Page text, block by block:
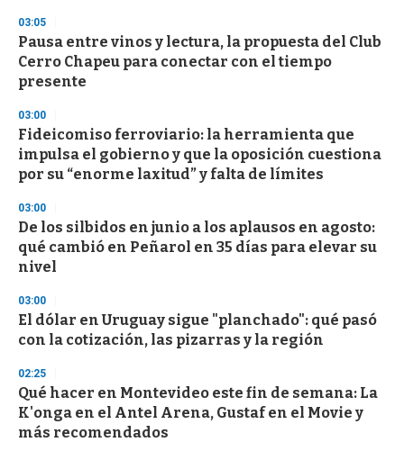
d
s
03:05
Pausa entre vinos y lectura, la propuesta del Club
Cerro Chapeu para conectar con el tiempo
presente
03:00
Fideicomiso ferroviario: la herramienta que
impulsa el gobierno y que la oposición cuestiona
por su “enorme laxitud” y falta de límites
03:00
De los silbidos en junio a los aplausos en agosto:
qué cambió en Peñarol en 35 días para elevar su
nivel
03:00
El dólar en Uruguay sigue "planchado": qué pasó
con la cotización, las pizarras y la región
02:25
Qué hacer en Montevideo este fin de semana: La
K'onga en el Antel Arena, Gustaf en el Movie y
más recomendados